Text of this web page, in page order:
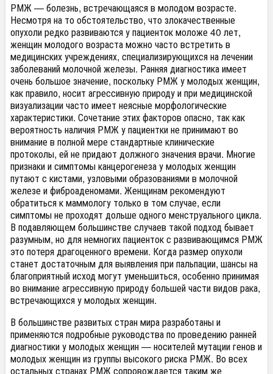
РМЖ — болезнь, встречающаяся в молодом возрасте.
Несмотря на то обстоятельство, что злокачественные
опухоли редко развиваются у пациенток моложе 40 лет,
женщин молодого возраста можно часто встретить в
медицинских учреждениях, специализирующихся на лечении
заболеваний молочной железы. Ранняя диагностика имеет
очень большое значение, поскольку РМЖ у молодых женщин,
как правило, носит агрессивную природу и при медицинской
визуализации часто имеет неясные морфологические
характеристики. Сочетание этих факторов опасно, так как
вероятность наличия РМЖ у пациентки не принимают во
внимание в полной мере стандартные клинические
протоколы, ей не придают должного значения врачи. Многие
признаки и симптомы канцерогенеза у молодых женщин
путают с кистами, узловыми образованиями в молочной
железе и фиброаденомами. Женщинам рекомендуют
обратиться к маммологу только в том случае, если
симптомы не проходят дольше одного менструального цикла.
В подавляющем большинстве случаев такой подход бывает
разумным, но для немногих пациенток с развивающимся РМЖ
это потеря драгоценного времени. Когда размер опухоли
станет достаточным для выявления при пальпации, шансы на
благоприятный исход могут уменьшиться, особенно принимая
во внимание агрессивную природу большей части видов рака,
встречающихся у молодых женщин.
В большинстве развитых стран мира разработаны и
применяются подробные руководства по проведению ранней
диагностики у молодых женщин — носителей мутации генов и
молодых женщин из группы высокого риска РМЖ. Во всех
остальных странах РМЖ сопровождается таким же